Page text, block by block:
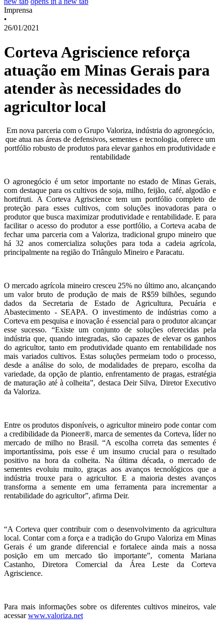
Imprensa
•
26/01/2021
Corteva Agriscience reforça
atuação em Minas Gerais para
atender às necessidades do
agricultor local
Em nova parceria com o Grupo Valoriza, indústria do agronegócio,
que atua nas áreas de defensivos, sementes e tecnologia, oferece um
portfólio robusto de produtos para elevar ganhos em produtividade e
rentabilidade
O agronegócio é um setor importante no estado de Minas Gerais,
com destaque para os cultivos de soja, milho, feijão, café, algodão e
hortifruti. A Corteva Agriscience tem um portfólio completo de
proteção para esses cultivos, com soluções inovadoras para o
produtor que busca maximizar produtividade e rentabilidade. E para
facilitar o acesso do produtor a esse portfólio, a Corteva acaba de
fechar uma parceria com a Valoriza, tradicional grupo mineiro que
há 32 anos comercializa soluções para toda a cadeia agrícola,
principalmente na região do Triângulo Mineiro e Paracatu.
O mercado agrícola mineiro cresceu 25% no último ano, alcançando
um valor bruto de produção de mais de R$59 bilhões, segundo
dados da Secretaria de Estado de Agricultura, Pecuária e
Abastecimento - SEAPA. O investimento de indústrias como a
Corteva em pesquisa e inovação é essencial para o produtor alcançar
esse sucesso. “Existe um conjunto de soluções oferecidas pela
indústria que, quando integradas, são capazes de elevar os ganhos
do agricultor, tanto em produtividade quanto em rentabilidade nos
mais variados cultivos. Estas soluções permeiam todo o processo,
desde a análise do solo, de modalidades de preparo, escolha da
variedade, da opção de plantio, enfrentamento de pragas, estratégia
de maturação até à colheita”, destaca Deir Silva, Diretor Executivo
da Valoriza.
Entre os produtos disponíveis, o agricultor mineiro pode contar com
a credibilidade da Pioneer®, marca de sementes da Corteva, líder no
mercado de milho no Brasil. “A escolha correta das sementes é
importantíssima, pois esse é um insumo crucial para o resultado
positivo na hora da colheita. Na última década, o mercado de
sementes evoluiu muito, graças aos avanços tecnológicos que a
indústria trouxe para o agricultor. E a maioria destes avanços
transforma a semente em uma ferramenta para incrementar a
rentabilidade do agricultor”, afirma Deir.
“A Corteva quer contribuir com o desenvolvimento da agricultura
local. Contar com a força e a tradição do Grupo Valoriza em Minas
Gerais é um grande diferencial e fortalece ainda mais a nossa
posição em um mercado tão importante”, comenta Mariana
Castanho, Diretora Comercial da Área Leste da Corteva
Agriscience.
Para mais informações sobre os diferentes cultivos mineiros, vale
acessarwww.valoriza.net